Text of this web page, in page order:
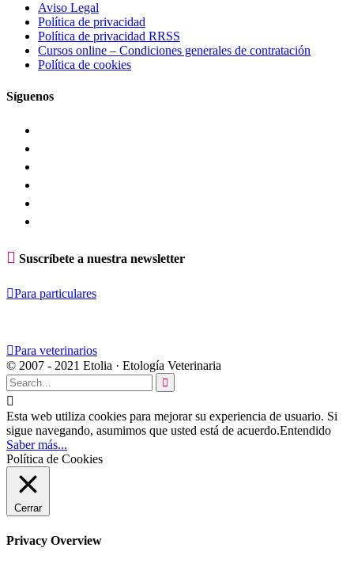
Aviso Legal
Política de privacidad
Política de privacidad RRSS
Cursos online – Condiciones generales de contratación
Política de cookies
Síguenos
 Suscríbete a nuestra newsletter
Para particulares
Para veterinarios
© 2007 - 2021 Etolia · Etología Veterinaria


Esta web utiliza cookies para mejorar su experiencia de usuario. Si
sigue navegando, asumimos que usted está de acuerdo.Entendido
Saber más...
Política de Cookies
Cerrar
Privacy Overview